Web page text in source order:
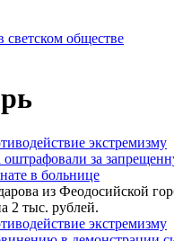
светском обществе
экстремизму
за
в больнице
из Феодосийской
2 тыс. рублей.
экстремизму